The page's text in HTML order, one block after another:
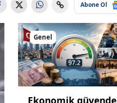
Abone Ol
Genel